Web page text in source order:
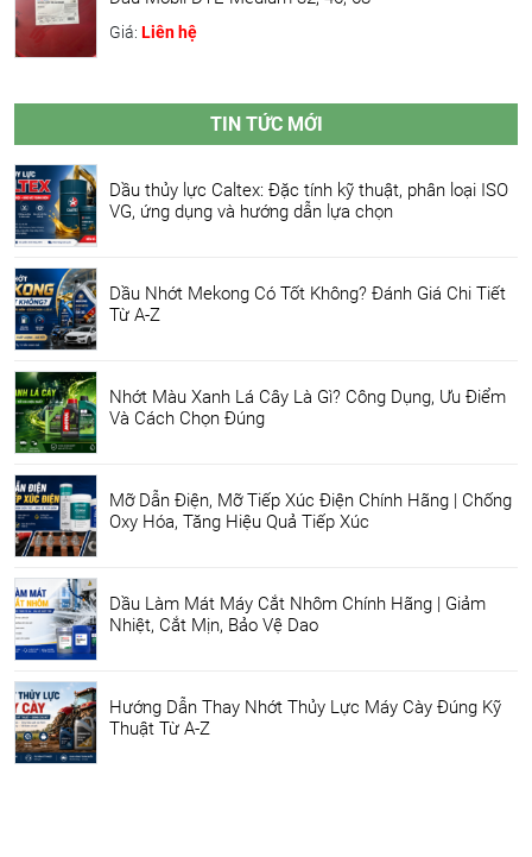
Giá: Liên hệ
TIN TỨC MỚI
Dầu thủy lực Caltex: Đặc tính kỹ thuật, phân loại ISO
VG, ứng dụng và hướng dẫn lựa chọn
Dầu Nhớt Mekong Có Tốt Không? Đánh Giá Chi Tiết
Từ A-Z
Nhớt Màu Xanh Lá Cây Là Gì? Công Dụng, Ưu Điểm
Và Cách Chọn Đúng
Mỡ Dẫn Điện, Mỡ Tiếp Xúc Điện Chính Hãng | Chống
Oxy Hóa, Tăng Hiệu Quả Tiếp Xúc
Dầu Làm Mát Máy Cắt Nhôm Chính Hãng | Giảm
Nhiệt, Cắt Mịn, Bảo Vệ Dao
Hướng Dẫn Thay Nhớt Thủy Lực Máy Cày Đúng Kỹ
Thuật Từ A-Z